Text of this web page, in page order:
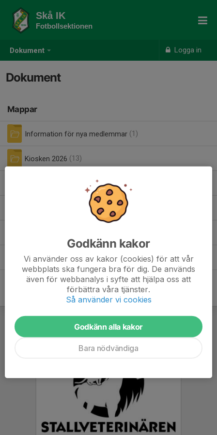
Dokument Logga in
Skå IK
Fotbollsektionen
Dokument
Mappar
Information för nya medlemmar (1)
Kiosken 2026 (13)
Spelarutbildningsplan (3)
Ungdomsledare info (1)
Godkänn kakor
Vi använder oss av kakor (cookies) för att vår
webbplats ska fungera bra för dig. De används
även för webbanalys i syfte att hjälpa oss att
förbättra våra tjänster.
Så använder vi cookies
Godkänn alla kakor
Bara nödvändiga